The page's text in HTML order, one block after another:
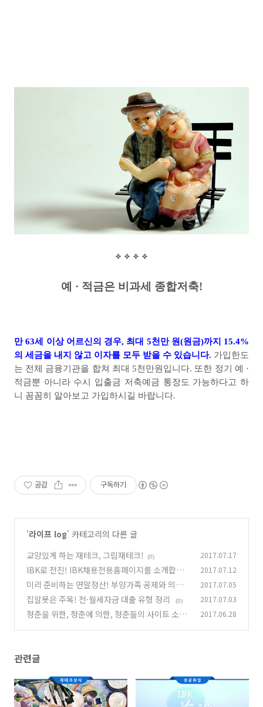
예 · 적금은 비과세 종합저축!
만63세 이상 어르신의 경우, 최대 5천만 원(원금)까지
15.4%
의 세금을 내지 않고 이자를 모두 받을 수 있습니다. 가입한도
는 전체 금융기관을 합쳐 최대 5천만원입니다. 또한 정기 예 ·
적금뿐 아니라 수시 입출금 저축예금 통장도 가능하다고 하
니 꼼꼼히 알아보고 가입하시길 바랍니다.
공감 구독하기
'라이프 log' 카테고리의 다른 글
교양있게 하는 재테크, 그림재테크!
(0) 2017.07.17
IBK로 전진! IBK채용전용홈페이지를 소개합니
다. (1)
2017.07.12
미리 준비하는 연말정산! 부양가족 공제와 의료
비 공제 (0)
2017.07.05
집알못은 주목! 전·월세자금 대출 유형 정리 (0) 2017.07.03
청춘을 위한, 청춘에 의한, 청춘들의 사이트 소개! 2017.06.28
관련글